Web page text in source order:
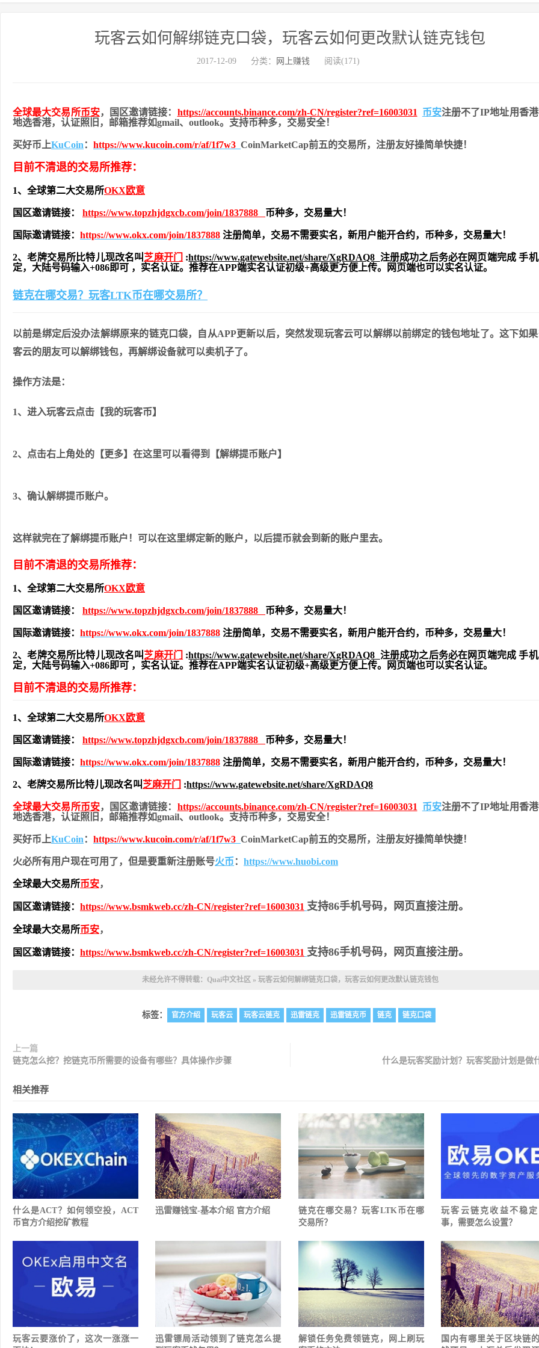
玩客云如何解绑链克口袋，玩客云如何更改默认链克钱包
2017-12-09 分类： 网上赚钱 阅读(171)
全球最大交易所币安，国区邀请链接： https://accounts.binance.com/zh-CN/register?ref=16003031 币安注册不了IP地址用香
地选香港，认证照旧， 邮箱推荐如gmail、outlook。支持币种多，交易安全！
买好币上KuCoin ： https://www.kucoin.com/r/af/1f7w3 CoinMarketCap前五的交易所，注册友好操简单快捷！
目前不清退的交易所推荐：
1、全球第二大交易所OKX欧意
国区邀请链接： https://www.topzhjdgxcb.com/join/1837888 币种多，交易量大！
国际邀请链接： https://www.okx.com/join/1837888 注册简单，交易不需要实名，新用户能开合约， 币种多，交易量大！
2、老牌交易所比特儿现改名叫 芝麻开门 :https://www.gatewebsite.net/share/XgRDAQ8 注册成功之后务必在网页端完成 手
定，大陆号码输入+086即可 ，实名认证。推荐在APP端实名认证初级+高级更方便上传。网页端也可以实名认证。
链克在哪交易？玩客LTK币在哪交易所？
以前是绑定后没办法解绑原来的链克口袋，自从APP更新以后，突然发现玩客云可以解绑以前绑定的钱包地址了。这下如
客云的朋友可以解绑钱包，再解绑设备就可以卖机子了。
操作方法是：
1、进入玩客云点击【我的玩客币】
2、点击右上角处的【更多】在这里可以看得到【解绑提币账户】
3、确认解绑提币账户。
这样就完在了解绑提币账户！可以在这里绑定新的账户，以后提币就会到新的账户里去。
目前不清退的交易所推荐：
1、全球第二大交易所OKX欧意
国区邀请链接： https://www.topzhjdgxcb.com/join/1837888 币种多，交易量大！
国际邀请链接： https://www.okx.com/join/1837888 注册简单，交易不需要实名，新用户能开合约， 币种多，交易量大！
2、老牌交易所比特儿现改名叫 芝麻开门 :https://www.gatewebsite.net/share/XgRDAQ8 注册成功之后务必在网页端完成 手
定，大陆号码输入+086即可 ，实名认证。推荐在APP端实名认证初级+高级更方便上传。网页端也可以实名认证。
目前不清退的交易所推荐：
1、全球第二大交易所OKX欧意
国区邀请链接： https://www.topzhjdgxcb.com/join/1837888 币种多，交易量大！
国际邀请链接： https://www.okx.com/join/1837888 注册简单，交易不需要实名，新用户能开合约， 币种多，交易量大！
2、老牌交易所比特儿现改名叫 芝麻开门 :https://www.gatewebsite.net/share/XgRDAQ8
全球最大交易所币安，国区邀请链接： https://accounts.binance.com/zh-CN/register?ref=16003031 币安注册不了IP地址用香
地选香港，认证照旧， 邮箱推荐如gmail、outlook。支持币种多，交易安全！
买好币上KuCoin ： https://www.kucoin.com/r/af/1f7w3 CoinMarketCap前五的交易所，注册友好操简单快捷！
火必所有用户现在可用了，但是要重新注册账号火币 ： https://www.huobi.com
全球最大交易所币安，
国区邀请链接： https://www.bsmkweb.cc/zh-CN/register?ref=16003031 支持86手机号码，网页直接注册。
全球最大交易所币安，
国区邀请链接： https://www.bsmkweb.cc/zh-CN/register?ref=16003031 支持86手机号码，网页直接注册。
未经允许不得转载： Quai中文社区» 玩客云如何解绑链克口袋，玩客云如何更改默认链克钱包
标签： 官方介绍 玩客云 玩客云链克 迅雷链克 迅雷链克币 链克 链克口袋
上一篇
链克怎么挖？挖链克币所需要的设备有哪些？具体操作步骤
什么是玩客奖励计划？玩客奖励计划是做
相关推荐
什么是ACT？如何领空投，ACT
币官方介绍挖矿教程
迅雷赚钱宝-基本介绍 官方介绍
链克在哪交易？玩客LTK币在哪
交易所？
玩客云链克收益不稳
事，需要怎么设置？
玩客云要涨价了，这次一涨涨一
迅雷镖局活动领到了链克怎么提
解锁任务免费领链克，网上刷玩
国内有哪里关于区块链